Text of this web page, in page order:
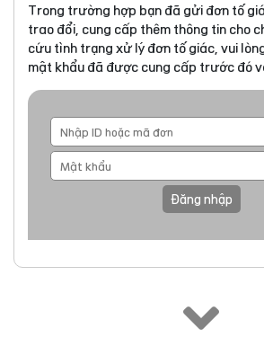
Trong trường hợp bạn đã gửi đơn tố
trao đổi, cung cấp thêm thông tin cho
cứu tình trạng xử lý đơn tố giác, vui
mật khẩu đã được cung cấp trước đó
Đăng nhập